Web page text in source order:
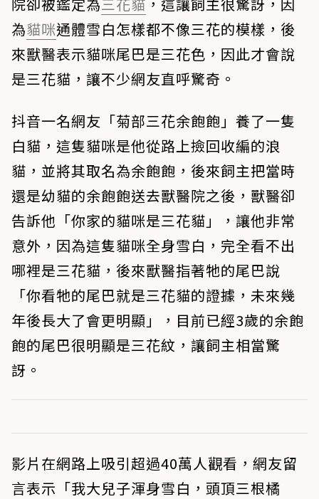
為貓咪通體雪白怎樣都不像三花的模樣，後
來獸醫表示貓咪尾巴是三花色，因此才會說
是三花貓，讓不少網友直呼驚奇。
抖音一名網友「菊部三花余飽飽」養了一隻
白貓，這隻貓咪是他從路上撿回收編的浪
貓，並將其取名為余飽飽，後來飼主把當時
還是幼貓的余飽飽送去獸醫院之後，獸醫卻
告訴他「你家的貓咪是三花貓」，讓他非常
意外，因為這隻貓咪全身雪白，完全看不出
哪裡是三花貓，後來獸醫指著牠的尾巴說
「你看牠的尾巴就是三花貓的證據，未來幾
年後長大了會更明顯」，目前已經3歲的余飽
飽的尾巴很明顯是三花紋，讓飼主相當驚
訝。
影片在網路上吸引超過40萬人觀看，網友留
言表示「我大兒子渾身雪白，頭頂三根橘